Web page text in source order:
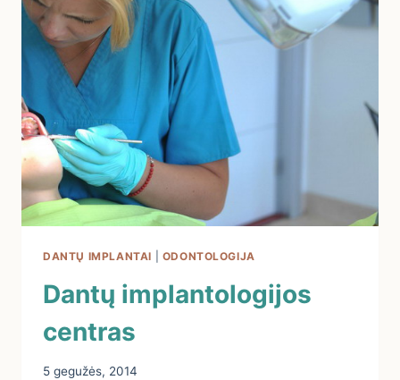
DANTŲ IMPLANTAI ODONTOLOGIJA
Dantų implantologijos
centras
5 gegužės, 2014